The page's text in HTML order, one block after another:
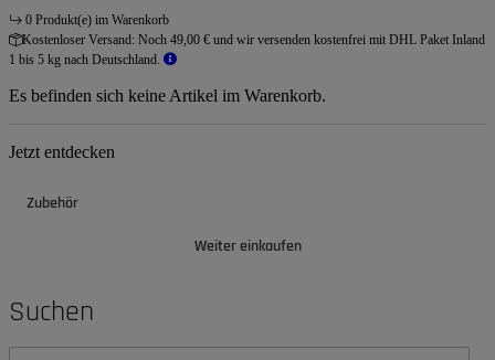
0 Produkt(e) im Warenkorb
Kostenloser Versand: Noch 49,00 € und wir versenden kostenfrei mit DHL Paket Inland
1 bis 5 kg nach Deutschland.
Es befinden sich keine Artikel im Warenkorb.
Jetzt entdecken
Zubehör
Weiter einkaufen
Suchen